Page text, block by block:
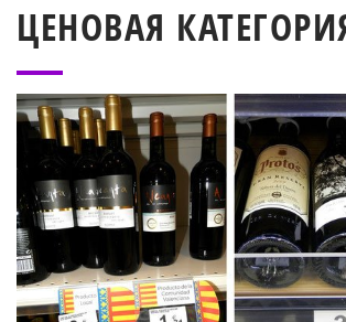
ЦЕНОВАЯ